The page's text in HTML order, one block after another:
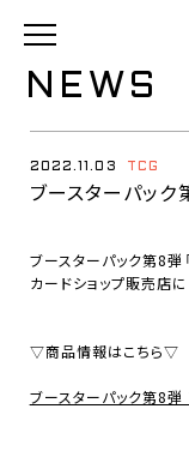
N E W S
2022.11.03 TCG
ブースターパック
ブースターパック第8
カードショップ販売店
▽商品情報はこちら▽
ブースターパック第8